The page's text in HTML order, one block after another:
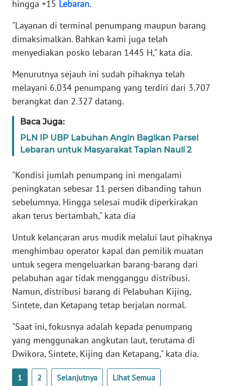
hingga +15 Lebaran.
"Layanan di terminal penumpang maupun barang
dimaksimalkan. Bahkan kami juga telah
menyediakan posko lebaran 1445 H," kata dia.
Menurutnya sejauh ini sudah pihaknya telah
melayani 6.034 penumpang yang terdiri dari 3.707
berangkat dan 2.327 datang.
Baca Juga:
PLN IP UBP Labuhan Angin Bagikan Parsel
Lebaran untuk Masyarakat Tapian Nauli 2
"Kondisi jumlah penumpang ini mengalami
peningkatan sebesar 11 persen dibanding tahun
sebelumnya. Hingga selesai mudik diperkirakan
akan terus bertambah," kata dia
Untuk kelancaran arus mudik melalui laut pihaknya
menghimbau operator kapal dan pemilik muatan
untuk segera mengeluarkan barang-barang dari
pelabuhan agar tidak mengganggu distribusi.
Namun, distribusi barang di Pelabuhan Kijing,
Sintete, dan Ketapang tetap berjalan normal.
"Saat ini, fokusnya adalah kepada penumpang
yang menggunakan angkutan laut, terutama di
Dwikora, Sintete, Kijing dan Ketapang," kata dia.
1 2 Selanjutnya Lihat Semua
WN
KEPRI
PAPUA
WN
BARAT
WN
WN
SERAMBI
JAMBI
WN
NTB
SULTENG
WN
SULBAR